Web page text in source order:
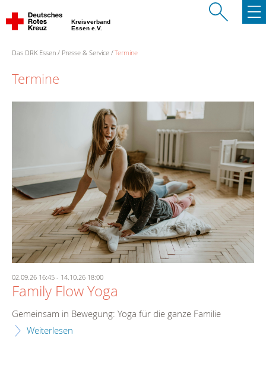
Kreisverband
Essen e.V.
Das DRK Essen Presse & Service Termine
Termine
02.09.26 16:45 - 14.10.26 18:00
Family Flow Yoga
Gemeinsam in Bewegung: Yoga für die ganze Familie
Weiterlesen